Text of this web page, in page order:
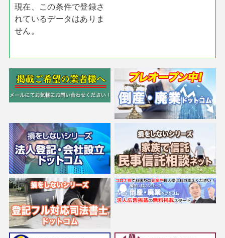
現在、この条件で登録さ
れているデータはありま
せん。